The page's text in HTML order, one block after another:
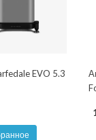
EVO 5.3